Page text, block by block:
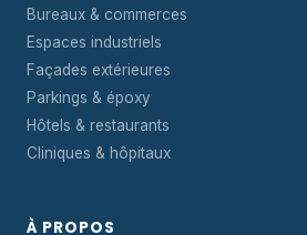
Bureaux & commerces
Espaces industriels
Façades extérieures
Parkings & époxy
Hôtels & restaurants
Cliniques & hôpitaux
À PROPOS